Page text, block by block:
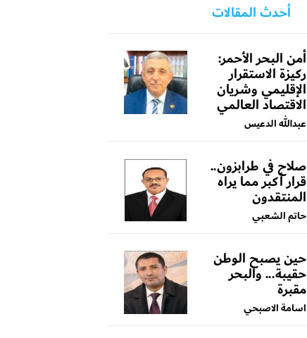
أحدث المقالات
أمن البحر الأحمر:
ركيزة الاستقرار
الإقليمي وشريان
الاقتصاد العالمي
عبدالله الدعيس
صلاح في طرابزون..
قرار أكبر مما يراه
المنتقدون
حاتم الشعبي
حين يصبح الوطن
حقيبة... والبحر
مقبرة
اسامة الاصبحي